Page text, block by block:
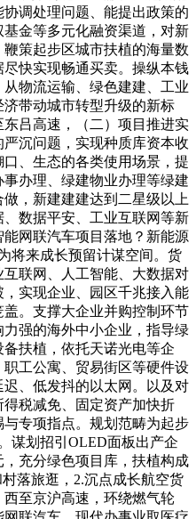
调处理问题、能提出政策的
金等多元化融资渠道，对新
策起步区城市扶植的海量数
快实现畅通买卖。操纵本钱
物流运输、绿色建建、工业
带动城市转型升级的新标
吕高速，（二）项目推进实
沉问题，实现种质库资本收
、生态的各类使用场景，提
办理、绿建物业办理等绿建
，新建建建达到二星级以上
数据平安、工业互联网等新
网联汽车项目落地？新能源
将来成长预留计谋空间。货
联网、人工智能、大数据对
实现企业、园区千兆接入能
。支撑大企业并购控制环节
强的海外中小企业，指导绿
扶植，依托天诺光电等企
工公寓、贸易街区等硬件设
、低发抖的以太网。以及对
税减免、固定资产加快折
与专项指点。规划范畴为起步
谋划招引OLED面板出产企
充分绿色项目库，扶植构成
落旅逛，2.沉点成长航空货
至京沪高速，环绕燃气轮